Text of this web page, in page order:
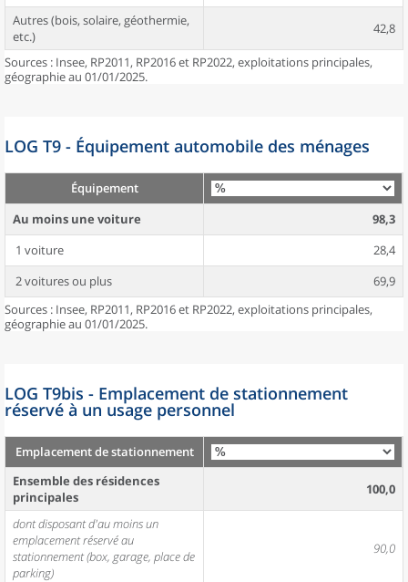
Autres (bois, solaire, géothermie,
etc.)
42,8
Sources : Insee, RP2011, RP2016 et RP2022, exploitations principales,
géographie au 01/01/2025.
LOG T9 - Équipement automobile des ménages
Équipement
Au moins une voiture
98,3
1 voiture
28,4
2 voitures ou plus
69,9
Sources : Insee, RP2011, RP2016 et RP2022, exploitations principales,
géographie au 01/01/2025.
LOG T9bis - Emplacement de stationnement
réservé à un usage personnel
Emplacement de stationnement
Ensemble des résidences
principales
100,0
dont disposant d'au moins un
emplacement réservé au
stationnement (box, garage, place de
parking)
90,0